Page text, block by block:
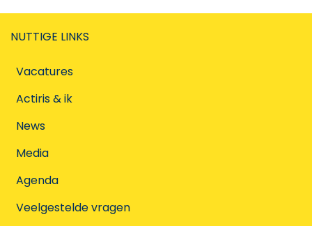
NUTTIGE LINKS
Vacatures
Actiris & ik
News
Media
Agenda
Veelgestelde vragen